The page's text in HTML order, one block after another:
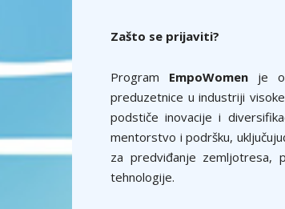
Zašto se prijaviti?
Program EmpoWomenje
preduzetnice u industriji
podstiče inovacije i
mentorstvo i podršku,
za predviđanje zemljotresa,
tehnologije.